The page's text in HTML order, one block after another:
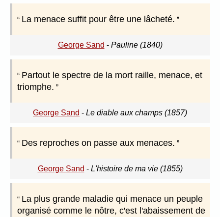
La menace suffit pour être une lâcheté.
George Sand - Pauline (1840)
Partout le spectre de la mort raille, menace, et
triomphe.
George Sand - Le diable aux champs (1857)
Des reproches on passe aux menaces.
George Sand - L'histoire de ma vie (1855)
La plus grande maladie qui menace un peuple
organisé comme le nôtre, c'est l'abaissement de